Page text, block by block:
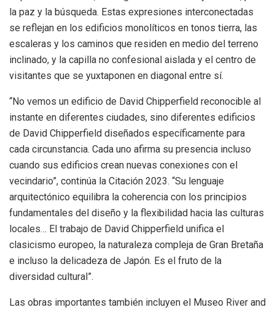
la paz y la búsqueda. Estas expresiones interconectadas
se reflejan en los edificios monolíticos en tonos tierra, las
escaleras y los caminos que residen en medio del terreno
inclinado, y la capilla no confesional aislada y el centro de
visitantes que se yuxtaponen en diagonal entre sí.
“No vemos un edificio de David Chipperfield reconocible al
instante en diferentes ciudades, sino diferentes edificios
de David Chipperfield diseñados específicamente para
cada circunstancia. Cada uno afirma su presencia incluso
cuando sus edificios crean nuevas conexiones con el
vecindario”, continúa la Citación 2023. “Su lenguaje
arquitectónico equilibra la coherencia con los principios
fundamentales del diseño y la flexibilidad hacia las culturas
locales… El trabajo de David Chipperfield unifica el
clasicismo europeo, la naturaleza compleja de Gran Bretaña
e incluso la delicadeza de Japón. Es el fruto de la
diversidad cultural”.
Las obras importantes también incluyen el Museo River and